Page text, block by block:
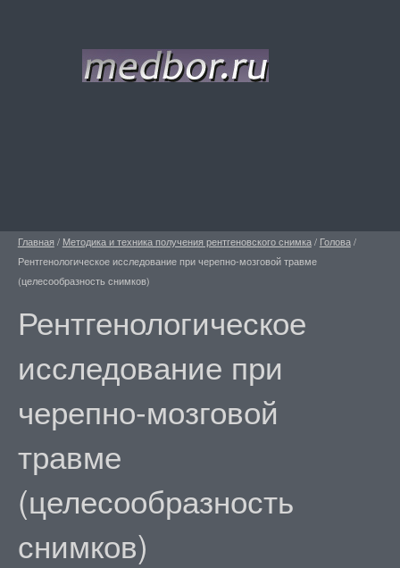
Главная / Методика и техника получения рентгеновского снимка/ Голова/
Рентгенологическое исследование при черепно-мозговой травме
(целесообразность снимков)
Рентгенологическое
исследование при
черепно-мозговой
травме
(целесообразность
снимков)